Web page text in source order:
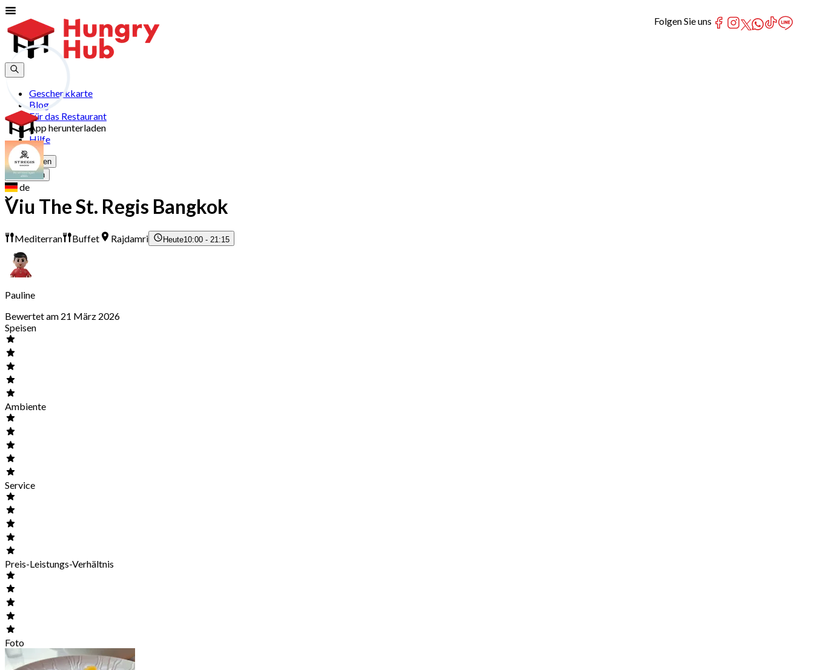
Geschenkkarte
Blog
Für das Restaurant
App herunterladen
Hilfe
Registrieren
Anmelden
de
Viu The St. Regis Bangkok
Mediterran Buffet Rajdamri Heute10:00 - 21:15
Pauline
Bewertet am 21 März 2026
Speisen
Ambiente
Service
Preis-Leistungs-Verhältnis
Foto
Folgen Sie uns